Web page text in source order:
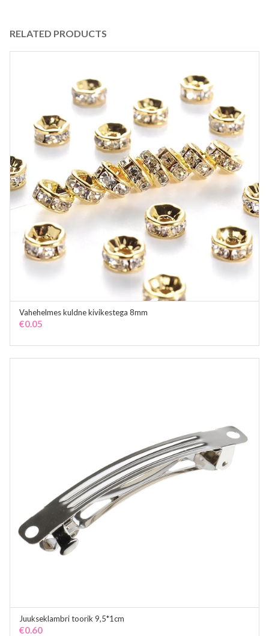
RELATED PRODUCTS
ADD TO CART
Vahehelmes kuldne kivikestega 8mm
€0.05
ADD TO CART
Juukseklambri toorik 9,5*1cm
€0.60